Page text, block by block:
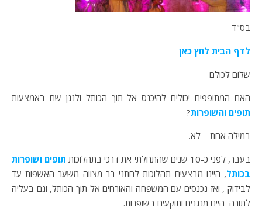
בס"ד
לדף הבית לחץ כאן
שלום לכולם
האם המתופפים יכולים להיכנס אל תוך הכותל ולנגן שם באמצעות
תופים והשופרות?
במילה אחת – לא.
בעבר, לפני כ-10 שנים שהתחלתי את דרכי בתהלוכות
תופים ושופרות
בכותל, היינו מבצעים תהלוכות לחתני בר מצווה משער האשפות עד
לבידוק , ואז נכנסים עם המשפחה והאורחים אל תוך הכותל, וגם בעליה
לתורה היינו מנגנים ותוקעים בשופרות.